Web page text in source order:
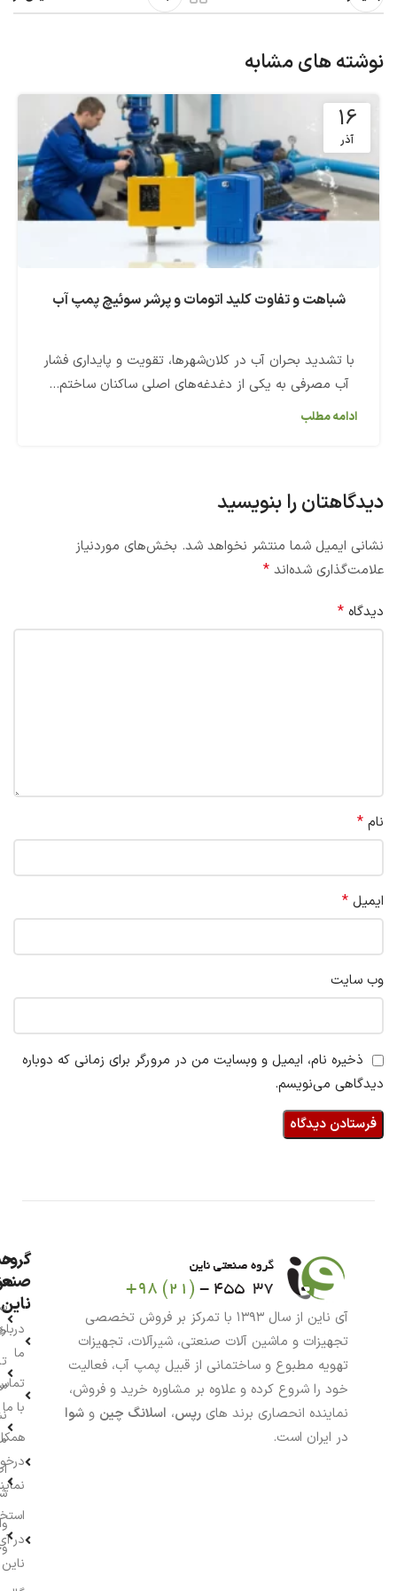
نوشته های مشابه
16
آذر
شباهت و تفاوت کلید اتومات و پرشر سوئیچ پمپ آب
با تشدید بحران آب در کلان‌شهرها، تقویت و پایداری فشار
آب مصرفی به یکی از دغدغه‌های اصلی ساکنان ساختم...
ادامه مطلب
دیدگاهتان را بنویسید
نشانی ایمیل شما منتشر نخواهد شد. بخش‌های موردنیاز
علامت‌گذاری شده‌اند *
دیدگاه *
نام *
ایمیل *
وب‌ سایت
ذخیره نام، ایمیل و وبسایت من در مرورگر برای زمانی که دوباره
دیدگاهی می‌نویسم.
آی ناین از سال ۱۳۹۳ با تمرکز بر فروش تخصصی
تجهیزات و ماشین آلات صنعتی، شیرآلات، تجهیزات
تهویه مطبوع و ساختمانی از قبیل پمپ آب، فعالیت
خود را شروع کرده و علاوه بر مشاوره خرید و فروش،
نماینده انحصاری برند های رپس، اسلانگ چین و شوا
در ایران است.
گروه
ناین
ما
با ما
در
ناین